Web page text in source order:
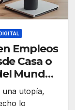
Empleos
Casa o
Mundo
utopía,
lo